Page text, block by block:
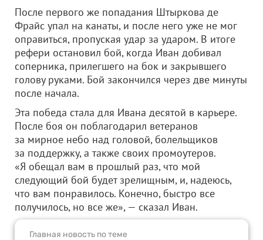
После первого же попадания Штыркова де
Фрайс упал на канаты, и после него уже не мог
оправиться, пропуская удар за ударом. В итоге
рефери остановил бой, когда Иван добивал
соперника, прилегшего на бок и закрывшего
голову руками. Бой закончился через две минуты
после начала.
Эта победа стала для Ивана десятой в карьере.
После боя он поблагодарил ветеранов
за мирное небо над головой, болельщиков
за поддержку, а также своих промоутеров.
«Я обещал вам в прошлый раз, что мой
следующий бой будет зрелищным, и, надеюсь,
что вам понравилось. Конечно, быстро все
получилось, но все же», — сказал Иван.
Главная новость по теме